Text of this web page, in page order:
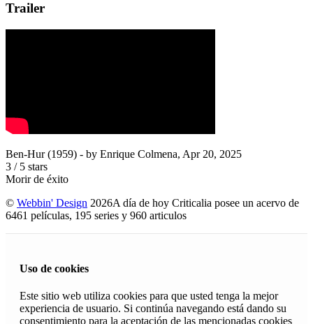
Trailer
Ben-Hur (1959) - by Enrique Colmena, Apr 20, 2025
3 / 5 stars
Morir de éxito
© Webbin' Design 2026A día de hoy Criticalia posee un acervo de
6461 películas, 195 series y 960 articulos
Uso de cookies
Este sitio web utiliza cookies para que usted tenga la mejor
experiencia de usuario. Si continúa navegando está dando su
consentimiento para la aceptación de las mencionadas cookies